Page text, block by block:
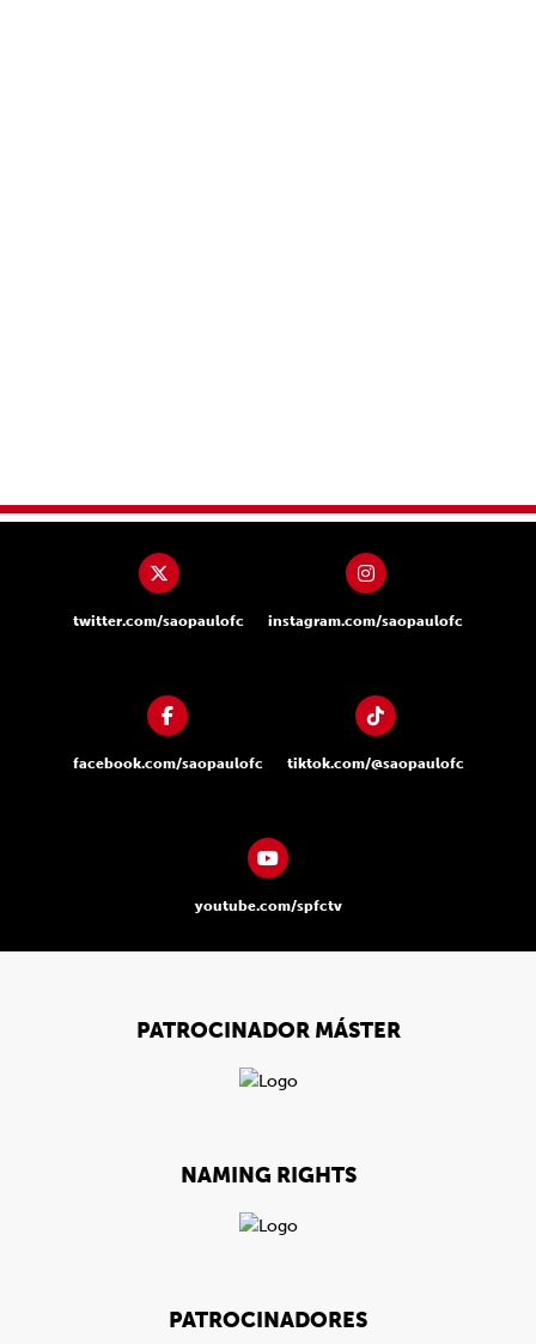
twitter.com/saopaulofc instagram.com/saopaulofc
facebook.com/saopaulofc tiktok.com/@saopaulofc
youtube.com/spfctv
PATROCINADOR MÁSTER
NAMING RIGHTS
PATROCINADORES